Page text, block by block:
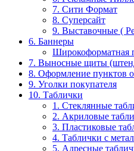
7. Сити Формат
8. Суперсайт
9. Выставочные (
6. Баннеры
Широкоформатная
7. Выносные щиты
8. Оформление пунктов
9. Уголки покупателя
10. Таблички
1. Стеклянные
2. Акриловые
3. Пластиковые
4. Таблички с
5. Адресные